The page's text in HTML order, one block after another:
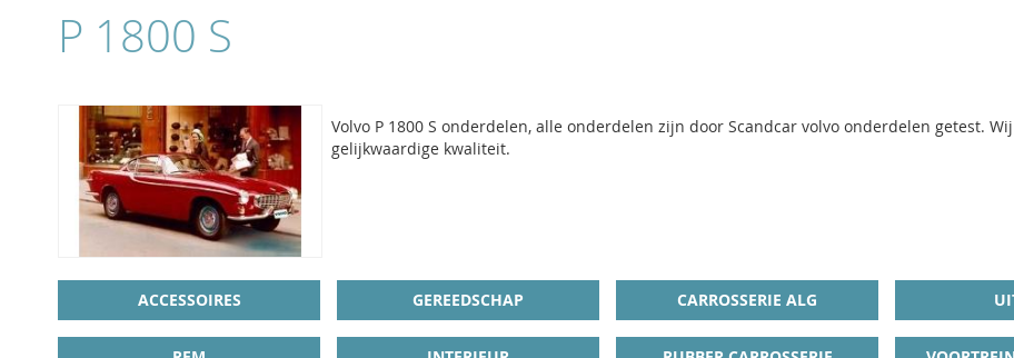
P 1800 S
Volvo P 1800 S onderdelen, alle onderdelen zijn door Scandcar volvo onderdelen getest.
gelijkwaardige kwaliteit.
ACCESSOIRES GEREEDSCHAP CARROSSERIE ALG